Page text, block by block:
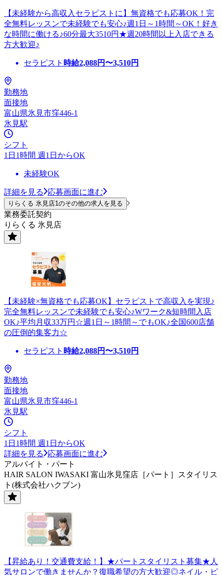
【未経験から高収入セラピストに】無資格でも応募OK！完
全無料レッスンで未経験でも安心♪週1日～1時間～OK！好き
な時間に働ける♪60分最大3510円★週20時間以上入店できる
方大歓迎♪
セラピスト 時給2,088円〜3,510円
勤務地
面接地
富山県氷見市窪446-1
氷見駅
シフト
1日1時間 週1日からOK
未経験OK
詳細を見る 応募画面に進む
りらくる 氷見店1のその他の求人を見る
業務委託契約
りらくる 氷見店
【未経験×無資格でも応募OK】セラピストで高収入を実現♪
完全無料レッスンで未経験でも安心♪Wワーク&短時間入店
OK♪平均月収33万円☆週1日～1時間～でもOK♪全国600店舗
の圧倒的集客力☆
セラピスト 時給2,088円〜3,510円
勤務地
面接地
富山県氷見市窪446-1
氷見駅
シフト
1日1時間 週1日からOK
詳細を見る
応募画面に進む
アルバイト・パート
HAIR SALON IWASAKI 富山氷見窪店［パート］スタイリス
ト(株式会社ハクブン)
【昇給あり！交通費支給！】★パートスタイリスト募集★人
気サロンで働きませんか？復職希望の方大歓迎◎ネイル・ピ